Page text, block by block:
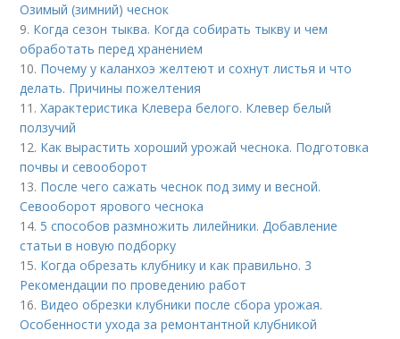
Озимый (зимний) чеснок
9. Когда сезон тыква. Когда собирать тыкву и чем
обработать перед хранением
10. Почему у каланхоэ желтеют и сохнут листья и что
делать. Причины пожелтения
11.Характеристика Клевера белого. Клевер белый
ползучий
12. Как вырастить хороший урожай чеснока. Подготовка
почвы и севооборот
13. После чего сажать чеснок под зиму и весной.
Севооборот ярового чеснока
14. 5 способов размножить лилейники. Добавление
статьи в новую подборку
15. Когда обрезать клубнику и как правильно. 3
Рекомендации по проведению работ
16. Видео обрезки клубники после сбора урожая.
Особенности ухода за ремонтантной клубникой